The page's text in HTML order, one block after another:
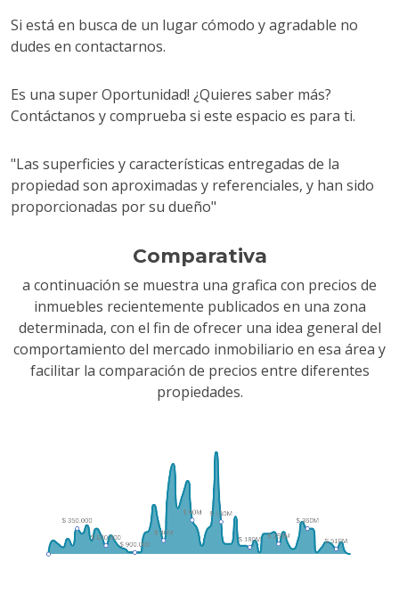
Si está en busca de un lugar cómodo y agradable no
dudes en contactarnos.
Es una super Oportunidad! ¿Quieres saber más?
Contáctanos y comprueba si este espacio es para ti.
"Las superficies y características entregadas de la
propiedad son aproximadas y referenciales, y han sido
proporcionadas por su dueño"
Comparativa
a continuación se muestra una grafica con precios de
inmuebles recientemente publicados en una zona
determinada, con el fin de ofrecer una idea general del
comportamiento del mercado inmobiliario en esa área y
facilitar la comparación de precios entre diferentes
propiedades.